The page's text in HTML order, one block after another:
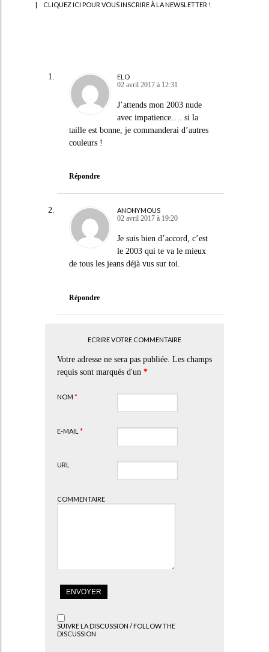
|
CLIQUEZ ICI POUR VOUS INSCRIRE À LA NEWSLETTER !
ELO
02 avril 2017 à 12:31
J’attends mon 2003 nude
avec impatience…. si la
taille est bonne, je commanderai d’autres
couleurs !
Répondre
ANONYMOUS
02 avril 2017 à 19:20
Je suis bien d’accord, c’est
le 2003 qui te va le mieux
de tous les jeans déjà vus sur toi.
Répondre
ECRIRE VOTRE COMMENTAIRE
Votre adresse ne sera pas publiée. Les champs
requis sont marqués d'un *
NOM *
E-MAIL *
URL
COMMENTAIRE
SUIVRE LA DISCUSSION / FOLLOW THE
DISCUSSION